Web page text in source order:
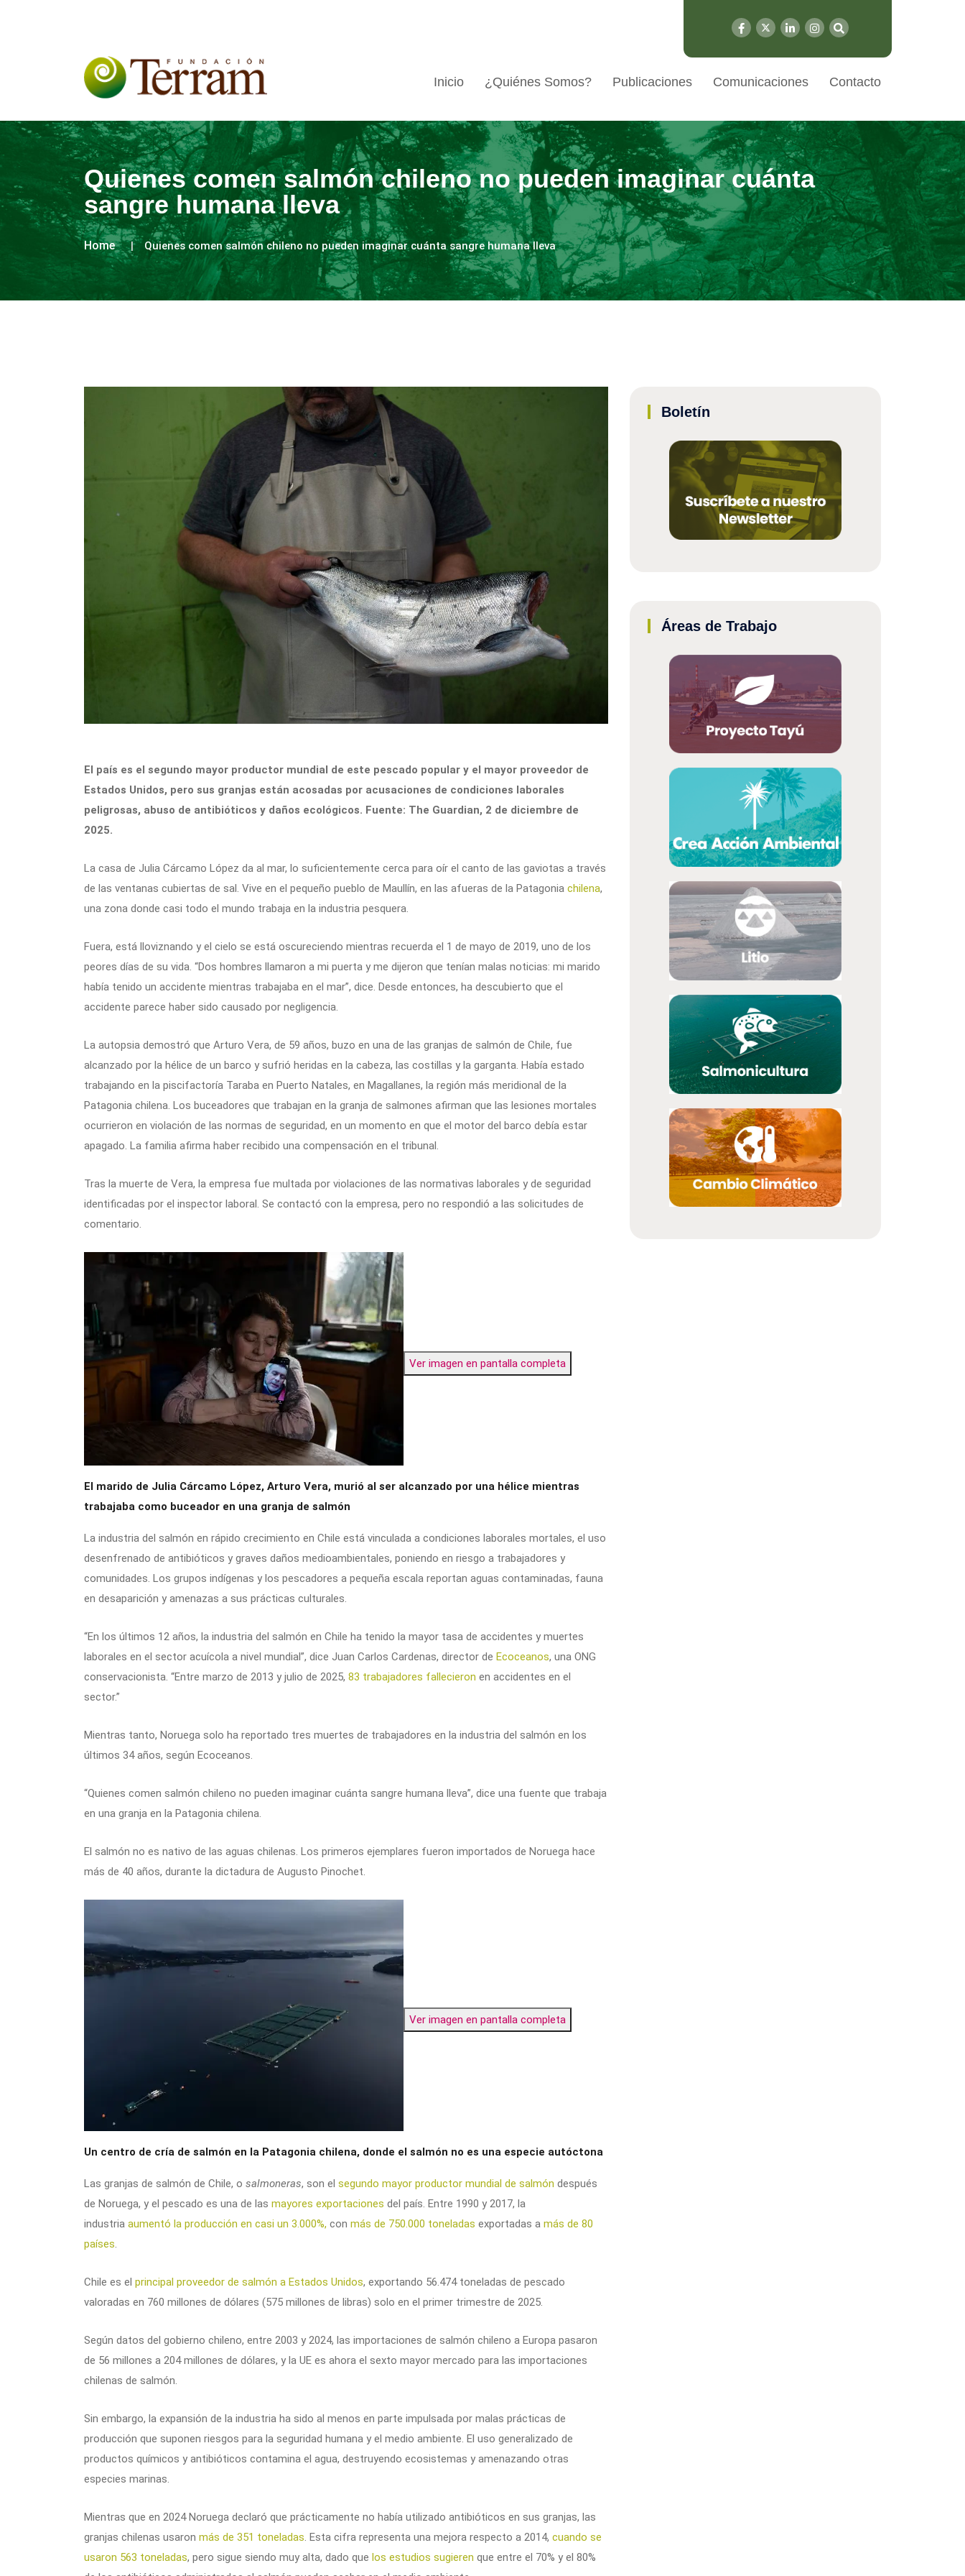
Inicio ¿Quiénes Somos? Publicaciones Comunicaciones Contacto
Quienes comen salmón chileno no pueden imaginar cuánta
sangre humana lleva
Home Quienes comen salmón chileno no pueden imaginar cuánta sangre humana lleva
El país es el segundo mayor productor mundial de este pescado popular y el mayor proveedor de
Estados Unidos, pero sus granjas están acosadas por acusaciones de condiciones laborales
peligrosas, abuso de antibióticos y daños ecológicos. Fuente: The Guardian, 2 de diciembre de
2025.
La casa de Julia Cárcamo López da al mar, lo suficientemente cerca para oír el canto de las gaviotas a través
de las ventanas cubiertas de sal. Vive en el pequeño pueblo de Maullín, en las afueras de la Patagonia chilena,
una zona donde casi todo el mundo trabaja en la industria pesquera.
Fuera, está lloviznando y el cielo se está oscureciendo mientras recuerda el 1 de mayo de 2019, uno de los
peores días de su vida. “Dos hombres llamaron a mi puerta y me dijeron que tenían malas noticias: mi marido
había tenido un accidente mientras trabajaba en el mar”, dice. Desde entonces, ha descubierto que el
accidente parece haber sido causado por negligencia.
La autopsia demostró que Arturo Vera, de 59 años, buzo en una de las granjas de salmón de Chile, fue
alcanzado por la hélice de un barco y sufrió heridas en la cabeza, las costillas y la garganta. Había estado
trabajando en la piscifactoría Taraba en Puerto Natales, en Magallanes, la región más meridional de la
Patagonia chilena. Los buceadores que trabajan en la granja de salmones afirman que las lesiones mortales
ocurrieron en violación de las normas de seguridad, en un momento en que el motor del barco debía estar
apagado. La familia afirma haber recibido una compensación en el tribunal.
Tras la muerte de Vera, la empresa fue multada por violaciones de las normativas laborales y de seguridad
identificadas por el inspector laboral. Se contactó con la empresa, pero no respondió a las solicitudes de
comentario.
Ver imagen en pantalla completa
El marido de Julia Cárcamo López, Arturo Vera, murió al ser alcanzado por una hélice mientras
trabajaba como buceador en una granja de salmón
La industria del salmón en rápido crecimiento en Chile está vinculada a condiciones laborales mortales, el uso
desenfrenado de antibióticos y graves daños medioambientales, poniendo en riesgo a trabajadores y
comunidades. Los grupos indígenas y los pescadores a pequeña escala reportan aguas contaminadas, fauna
en desaparición y amenazas a sus prácticas culturales.
“En los últimos 12 años, la industria del salmón en Chile ha tenido la mayor tasa de accidentes y muertes
laborales en el sector acuícola a nivel mundial”, dice Juan Carlos Cardenas, director de Ecoceanos, una ONG
conservacionista. “Entre marzo de 2013 y julio de 2025, 83 trabajadores fallecieron en accidentes en el
sector.”
Mientras tanto, Noruega solo ha reportado tres muertes de trabajadores en la industria del salmón en los
últimos 34 años, según Ecoceanos.
“Quienes comen salmón chileno no pueden imaginar cuánta sangre humana lleva”, dice una fuente que trabaja
en una granja en la Patagonia chilena.
El salmón no es nativo de las aguas chilenas. Los primeros ejemplares fueron importados de Noruega hace
más de 40 años, durante la dictadura de Augusto Pinochet.
Ver imagen en pantalla completa
Un centro de cría de salmón en la Patagonia chilena, donde el salmón no es una especie autóctona
Las granjas de salmón de Chile, o salmoneras, son el segundo mayor productor mundial de salmón después
de Noruega, y el pescado es una de las mayores exportaciones del país. Entre 1990 y 2017, la
industria aumentó la producción en casi un 3.000%, con más de 750.000 toneladas exportadas a más de 80
países.
Chile es el principal proveedor de salmón a Estados Unidos, exportando 56.474 toneladas de pescado
valoradas en 760 millones de dólares (575 millones de libras) solo en el primer trimestre de 2025.
Según datos del gobierno chileno, entre 2003 y 2024, las importaciones de salmón chileno a Europa pasaron
de 56 millones a 204 millones de dólares, y la UE es ahora el sexto mayor mercado para las importaciones
chilenas de salmón.
Sin embargo, la expansión de la industria ha sido al menos en parte impulsada por malas prácticas de
producción que suponen riesgos para la seguridad humana y el medio ambiente. El uso generalizado de
productos químicos y antibióticos contamina el agua, destruyendo ecosistemas y amenazando otras
especies marinas.
Mientras que en 2024 Noruega declaró que prácticamente no había utilizado antibióticos en sus granjas, las
granjas chilenas usaron más de 351 toneladas. Esta cifra representa una mejora respecto a 2014, cuando se
usaron 563 toneladas, pero sigue siendo muy alta, dado que los estudios sugieren que entre el 70% y el 80%
Boletín
Áreas de Trabajo